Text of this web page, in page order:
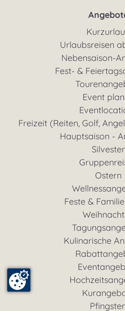
Urlaubsreisen
Nebensaison-
Fest- &
Event
Freizeit (Reiten, Golf,
Hauptsaison -
Silvester
Ostern
Feste &
Kulinarische